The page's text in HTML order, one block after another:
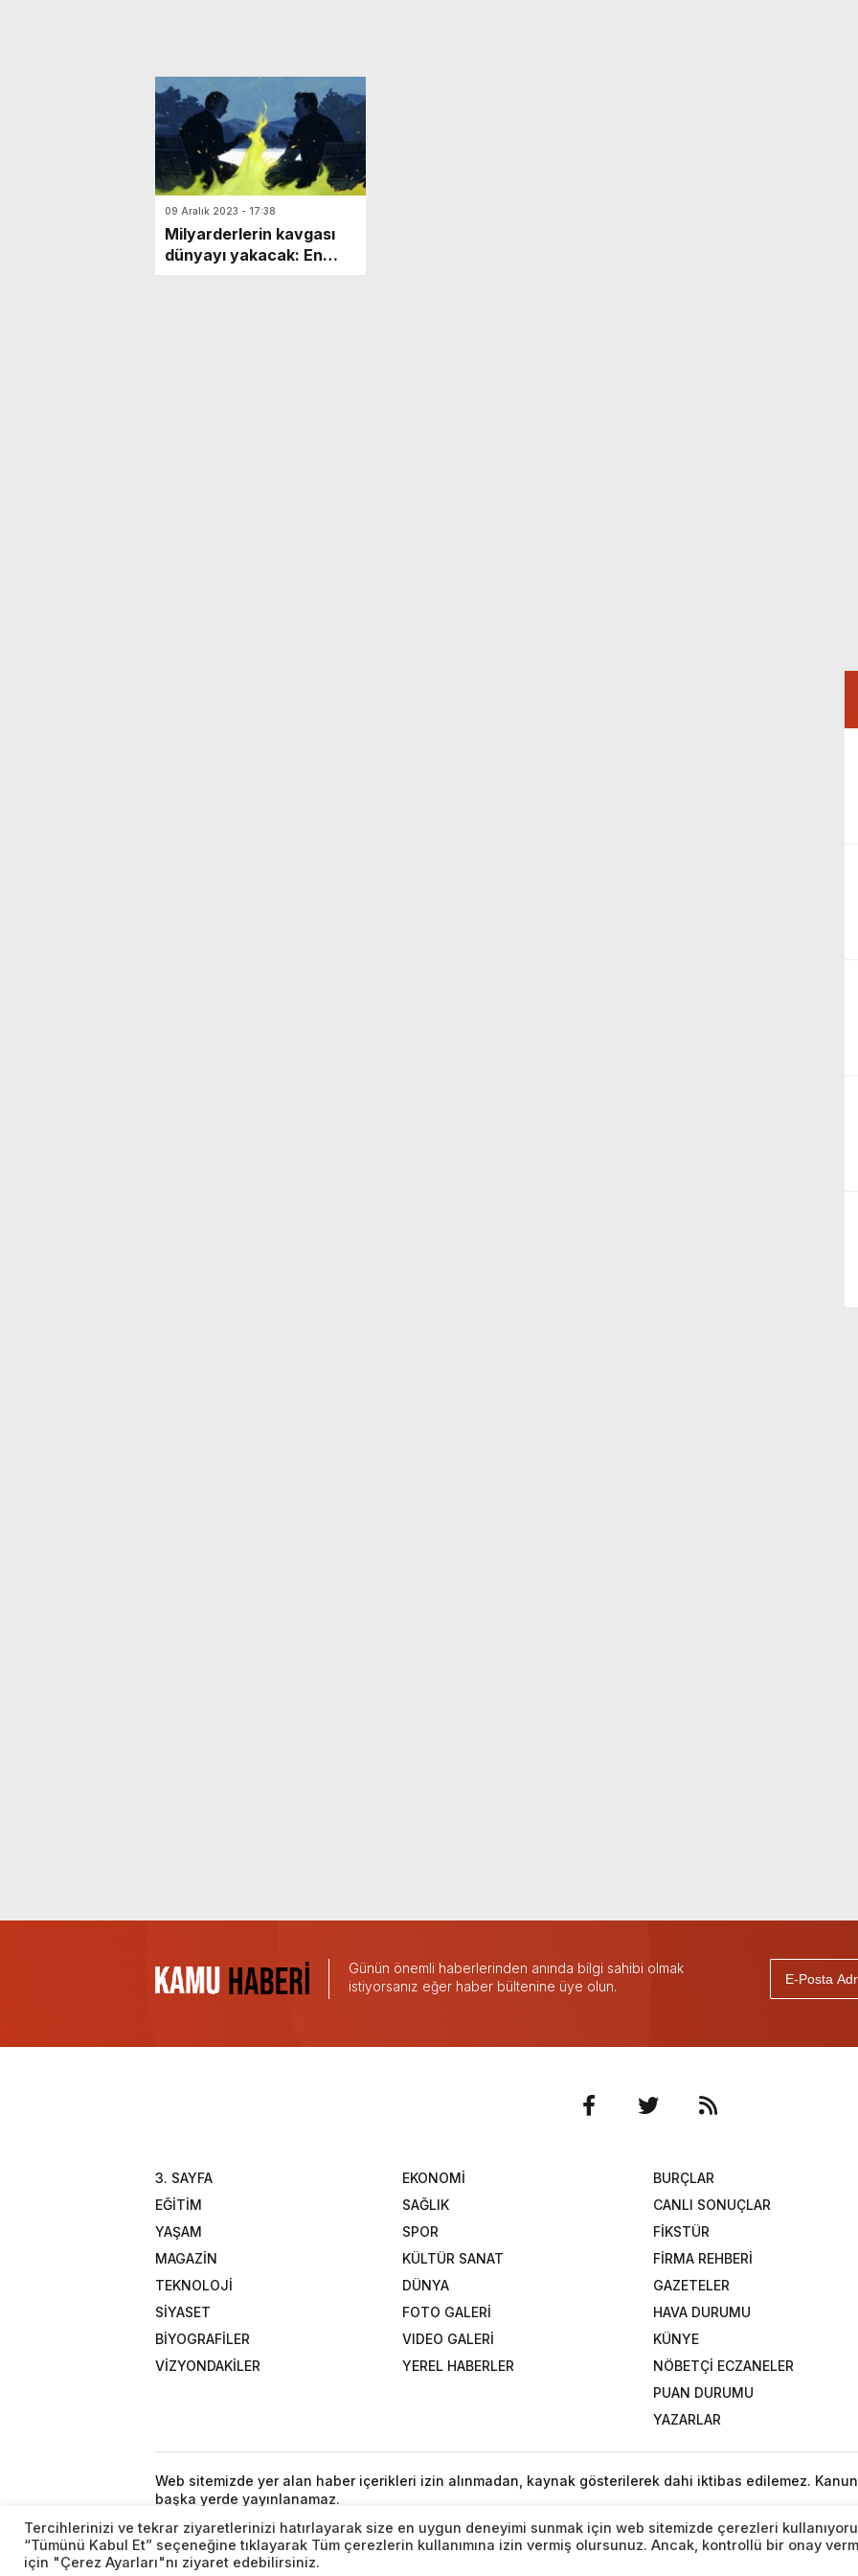
09 Aralık 2023 - 17:38
Milyarderlerin kavgası
dünyayı yakacak: En
Günün önemli haberlerinden anında bilgi sahibi olmak
istiyorsanız eğer haber bültenine üye olun.
3. SAYFA
EKONOMİ
EĞİTİM
SAĞLIK
YAŞAM
SPOR
MAGAZİN
KÜLTÜR SANAT
TEKNOLOJİ
DÜNYA
SİYASET
FOTO GALERİ
BİYOGRAFİLER
VIDEO GALERİ
VİZYONDAKİLER
YEREL HABERLER
BURÇLAR
CANLI SONUÇLAR
FİKSTÜR
FİRMA REHBERİ
GAZETELER
HAVA DURUMU
KÜNYE
NÖBETÇİ ECZANELER
PUAN DURUMU
YAZARLAR
Web sitemizde yer alan haber içerikleri izin alınmadan, kaynak gösterilerek dahi iktibas edilemez.
başka yerde yayınlanamaz.
Tercihlerinizi ve tekrar ziyaretlerinizi hatırlayarak size en uygun deneyimi sunmak için web sitemizde çerezleri
“Tümünü Kabul Et” seçeneğine tıklayarak Tüm çerezlerin kullanımına izin vermiş olursunuz. Ancak, kontrollü bir onay
için "Çerez Ayarları"nı ziyaret edebilirsiniz.